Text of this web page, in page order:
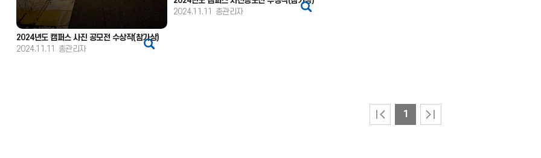
2024.11.11
총관리자
2024년도 캠퍼스 사진 공모전 수상작(참가상)
2024.11.11
총관리자
1